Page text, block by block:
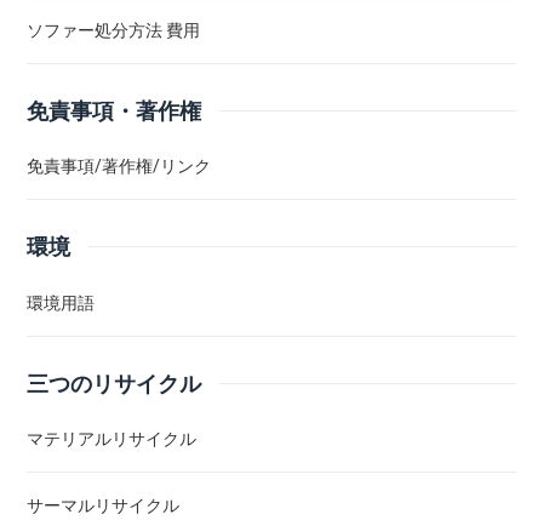
ソファー処分方法 費用
免責事項・著作権
免責事項/著作権/リンク
環境
環境用語
三つのリサイクル
マテリアルリサイクル
サーマルリサイクル